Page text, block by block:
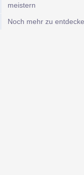
meistern
Noch mehr zu